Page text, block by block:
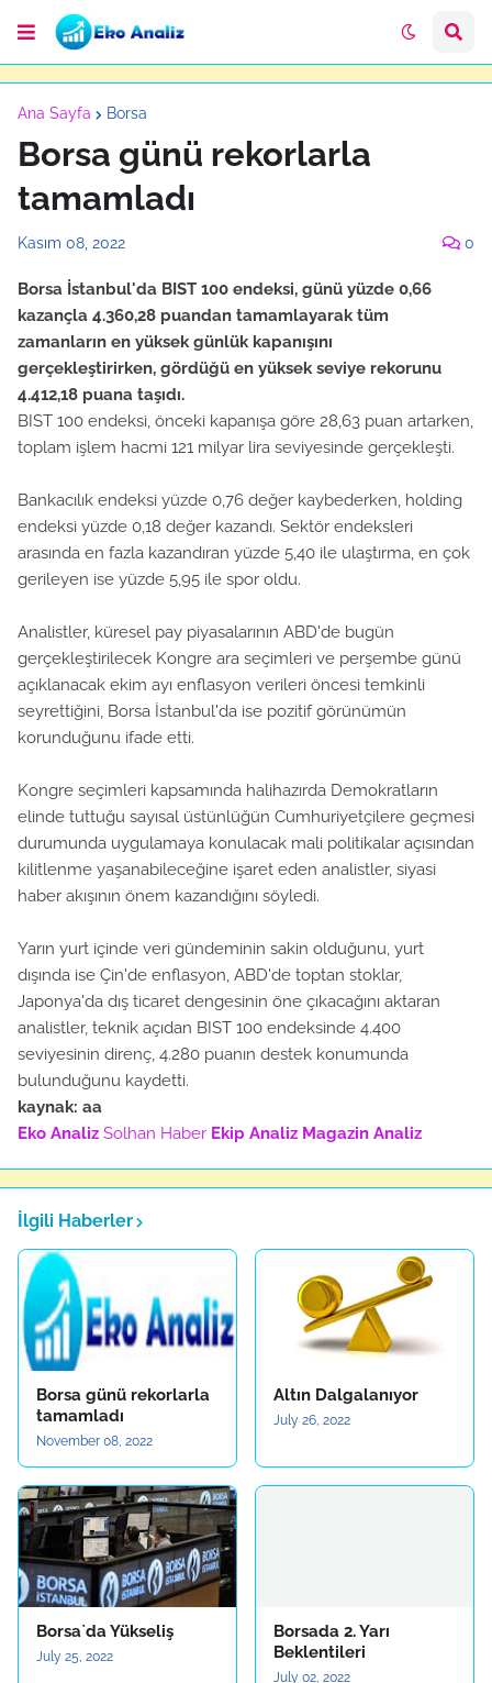
Ana Sayfa Borsa
Borsa günü rekorlarla
tamamladı
Kasım 08, 2022 0
Borsa İstanbul'da BIST 100 endeksi, günü yüzde 0,66
kazançla 4.360,28 puandan tamamlayarak tüm
zamanların en yüksek günlük kapanışını
gerçekleştirirken, gördüğü en yüksek seviye rekorunu
4.412,18 puana taşıdı.
BIST 100 endeksi, önceki kapanışa göre 28,63 puan artarken,
toplam işlem hacmi 121 milyar lira seviyesinde gerçekleşti.
Bankacılık endeksi yüzde 0,76 değer kaybederken, holding
endeksi yüzde 0,18 değer kazandı. Sektör endeksleri
arasında en fazla kazandıran yüzde 5,40 ile ulaştırma, en çok
gerileyen ise yüzde 5,95 ile spor oldu.
Analistler, küresel pay piyasalarının ABD'de bugün
gerçekleştirilecek Kongre ara seçimleri ve perşembe günü
açıklanacak ekim ayı enflasyon verileri öncesi temkinli
seyrettiğini, Borsa İstanbul'da ise pozitif görünümün
korunduğunu ifade etti.
Kongre seçimleri kapsamında halihazırda Demokratların
elinde tuttuğu sayısal üstünlüğün Cumhuriyetçilere geçmesi
durumunda uygulamaya konulacak mali politikalar açısından
kilitlenme yaşanabileceğine işaret eden analistler, siyasi
haber akışının önem kazandığını söyledi.
Yarın yurt içinde veri gündeminin sakin olduğunu, yurt
dışında ise Çin'de enflasyon, ABD'de toptan stoklar,
Japonya'da dış ticaret dengesinin öne çıkacağını aktaran
analistler, teknik açıdan BIST 100 endeksinde 4.400
seviyesinin direnç, 4.280 puanın destek konumunda
bulunduğunu kaydetti.
kaynak: aa
Eko Analiz Solhan Haber Ekip Analiz Magazin Analiz
İlgili Haberler
Borsa günü rekorlarla
tamamladı
November 08, 2022
Altın Dalgalanıyor
July 26, 2022
Borsa`da Yükseliş
July 25, 2022
Borsada 2. Yarı
Beklentileri
July 02, 2022